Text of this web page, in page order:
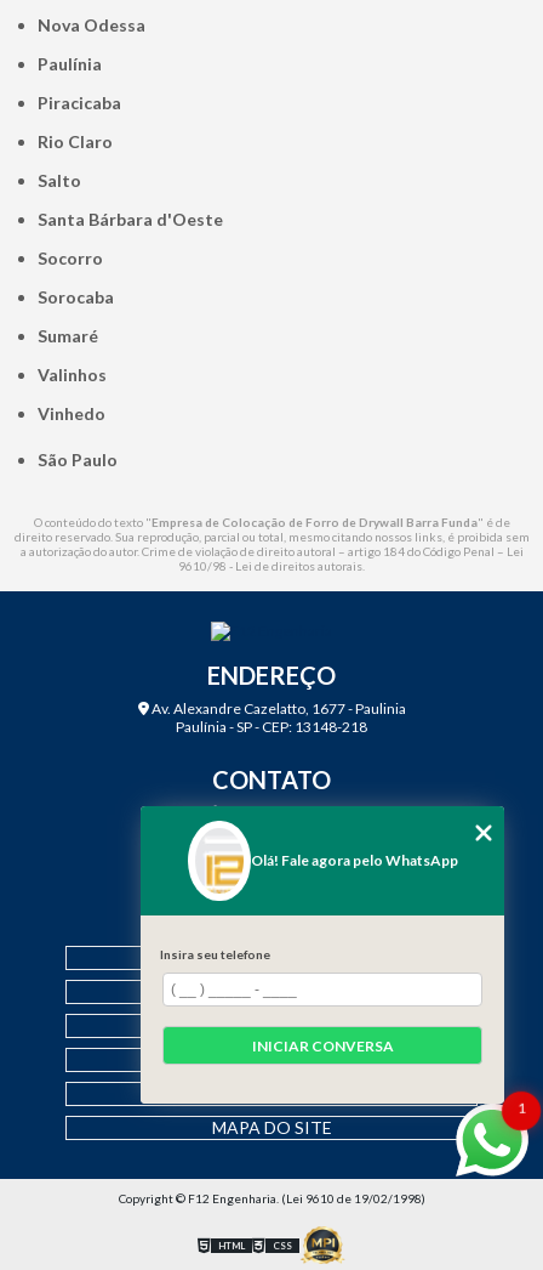
Nova Odessa
Paulínia
Piracicaba
Rio Claro
Salto
Santa Bárbara d'Oeste
Socorro
Sorocaba
Sumaré
Valinhos
Vinhedo
São Paulo
O conteúdo do texto "Empresa de Colocação de Forro de Drywall Barra Funda" é de
direito reservado. Sua reprodução, parcial ou total, mesmo citando nossos links, é proibida sem
a autorização do autor. Crime de violação de direito autoral – artigo 184 do Código Penal – Lei
9610/98 - Lei de direitos autorais
ENDEREÇO
Av. Alexandre Cazelatto, 1677 - Paulinia
Paulínia - SP - CEP: 13148-218
CONTATO
(19) 99968-7979
contato@f12engenharia.com.br
MENU
HOME
QUEM SOMOS
SERVIÇOS
CONTATO
MAPA DO SITE
Copyright © F12 Engenharia. (Lei 9610 de 19/02/1998)
HTML CSS
1
Olá! Fale agora pelo WhatsApp
Insira seu telefone
INICIAR CONVERSA